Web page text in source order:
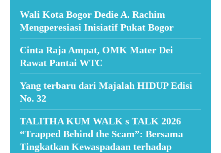
Wali Kota Bogor Dedie A. Rachim
Mengperesiasi Inisiatif Pukat Bogor
Cinta Raja Ampat, OMK Mater Dei
Rawat Pantai WTC
Yang terbaru dari Majalah HIDUP Edisi
No. 32
TALITHA KUM WALK s TALK 2026
“Trapped Behind the Scam”: Bersama
Tingkatkan Kewaspadaan terhadap